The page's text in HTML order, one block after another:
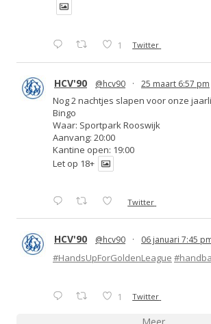
1 Twitter
HCV'90 @hcv90 · 25 maart 6:57 pm
Nog 2 nachtjes slapen voor onze
Bingo
Waar: Sportpark Rooswijk
Aanvang: 20:00
Kantine open: 19:00
Let op 18+
Twitter
HCV'90 @hcv90 · 06 januari 7:45
#HandsUpForGoldenLeague
1 Twitter